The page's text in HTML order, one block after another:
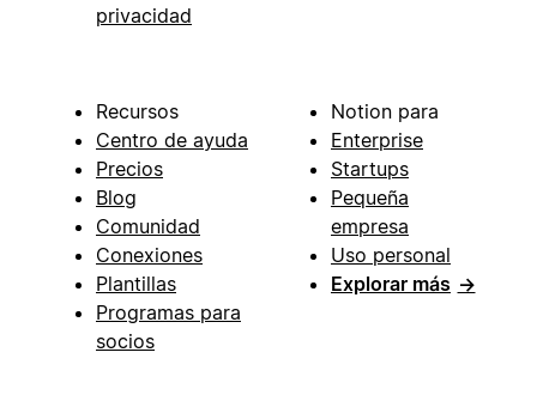
privacidad
Recursos
Centro de ayuda
Precios
Blog
Comunidad
Conexiones
Plantillas
Programas para
socios
Notion para
Enterprise
Startups
Pequeña
empresa
Uso personal
Explorar más →